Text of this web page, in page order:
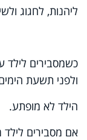
ליהנות, לחגוג
כשמסבירים
ולפני תשעת
הילד לא מופתע.
אם מסבירים